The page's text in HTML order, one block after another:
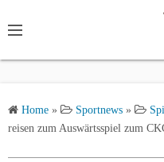
Home » Sportnews »
reisen zum Auswärtsspiel zum